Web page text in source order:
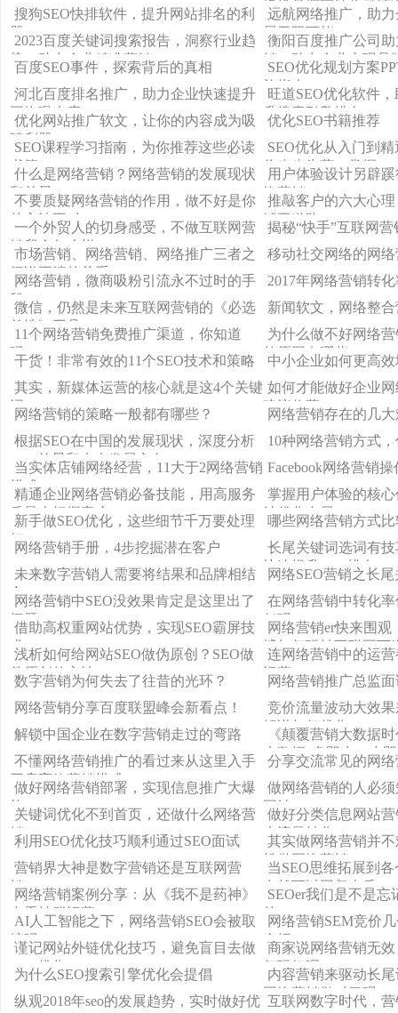
轻松掌握网站收录情
搜狗SEO快排软件，提升网站排名的利
器
远航网络推广，助
展无限可能
2023百度关键词搜索报告，洞察行业趋
势，助力企业精准营销
衡阳百度推广公司
销，助力企业实现品
百度SEO事件，探索背后的真相
SEO优化规划方案
施指南
河北百度排名推广，助力企业快速提升
网络曝光度
旺道SEO优化软件
升搜索引擎排名
优化网站推广软文，让你的内容成为吸
睛利器
优化SEO书籍推荐
SEO课程学习指南，为你推荐这些必读
书籍！
SEO优化从入门到
你步步为营，掌握
什么是网络营销？网络营销的发展现状
和前景
用户体验设计另辟
络营销
不要质疑网络营销的作用，做不好是你
的方法不对
推敲客户的六大心
铺平道路
一个外贸人的切身感受，不做互联网营
销我会怎么样
揭秘“快手”互联网营
市场营销、网络营销、网络推广三者之
间说不清的关系
移动社交网络的网
网络营销，微商吸粉引流永不过时的手
段！
2017年网络营销转
微信，仍然是未来互联网营销的《必选
首选》工具
新闻软文，网络整
11个网络营销免费推广渠道，你知道
吗？
为什么做不好网络
的原因有哪些
干货！非常有效的11个SEO技术和策略
中小企业如何更高
其实，新媒体运营的核心就是这4个关键
词
如何才能做好企业
建议收藏
网络营销的策略一般都有哪些？
网络营销存在的几
根据SEO在中国的发展现状，深度分析
SEO前景和未来发展方向
10种网络营销方式
当实体店铺网络经营，11大于2网络营销
模式
Facebook网络营销
精通企业网络营销必备技能，用高服务
质量来把握客户
掌握用户体验的核
站优化布局
新手做SEO优化，这些细节千万要处理
好
哪些网络营销方式
网络营销手册，4步挖掘潜在客户
长尾关键词选词有
快速提升SEO排名
未来数字营销人需要将结果和品牌相结
合
网络SEO营销之长
网络营销中SEO没效果肯定是这里出了
问题
在网络营销中转化
任吗
借助高权重网站优势，实现SEO霸屏技
术
网络营销er快来围
博如何玩转互联网下
浅析如何给网站SEO做伪原创？SEO做
伪原创的方法
连网络营销中的运
运营？
数字营销为何失去了往昔的光环？
网络营销推广总监
网络营销分享百度联盟峰会新看点！
竞价流量波动大效
解说如何优化
解锁中国企业在数字营销走过的弯路
《颠覆营销大数据
大数据“多即少，少
早已令人眼花缭乱
不懂网络营销推广的看过来从这里入手
开启高效营销模式
分享交流常见的网
做好网络营销部署，实现信息推广大爆
炸
做网络营销的人必
网站
关键词优化不到首页，还做什么网络营
销SEOer!
做好分类信息网站
大流量转化
利用SEO优化技巧顺利通过SEO面试
其实做网络营销并
松做网络营销
营销界大神是数字营销还是互联网营
销？
当SEO思维拓展到
自然可以回归本质
网络营销案例分享：从《我不是药神》
中看社群运营
SEOer我们是不是忘
的？
AI人工智能之下，网络营销SEO会被取
缔吗？
网络营销SEM竞价
介绍
谨记网站外链优化技巧，避免盲目去做
SEO优化
商家说网络营销无
何玩好呢
为什么SEO搜索引擎优化会提倡
内容营销来驱动长
网络营销做对了吗？
纵观2018年seo的发展趋势，实时做好优 互联网数字时代，